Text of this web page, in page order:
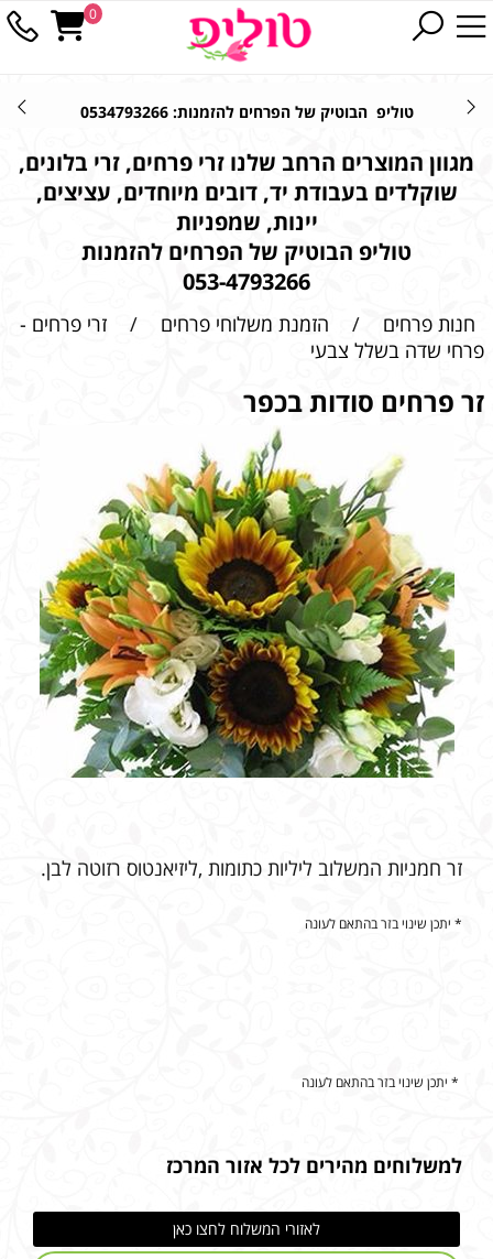
טוליפ הבוטיק של הפרחים להזמנות: 0534793266
0
מגוון המוצרים הרחב שלנו זרי פרחים, זרי בלונים,
שוקלדים בעבודת יד, דובים מיוחדים, עציצים,
יינות, שמפניות
טוליפ הבוטיק של הפרחים להזמנות
053-4793266
חנות פרחים / הזמנת משלוחי פרחים /
זרי פרחים -
פרחי שדה בשלל צבעי
זר פרחים סודות בכפר
זר חמניות המשלוב ליליות כתומות ,ליזיאנטוס רזוטה לבן.
* יתכן שינוי בזר בהתאם לעונה
* יתכן שינוי בזר בהתאם לעונה
למשלוחים מהירים לכל אזור המרכז
לאזורי המשלוח לחצו כאן